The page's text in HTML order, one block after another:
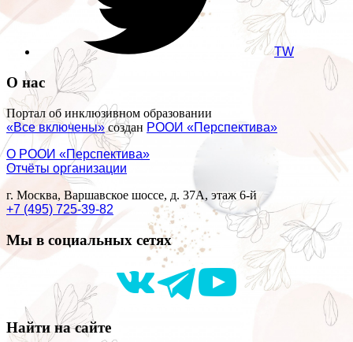
TW
О нас
Портал об инклюзивном образовании
«Все включены»создан РООИ «Перспектива»
О РООИ «Перспектива»
Отчёты организации
г. Москва, Варшавское шоссе, д. 37А, этаж 6-й
+7 (495) 725-39-82
Мы в социальных сетях
Найти на сайте